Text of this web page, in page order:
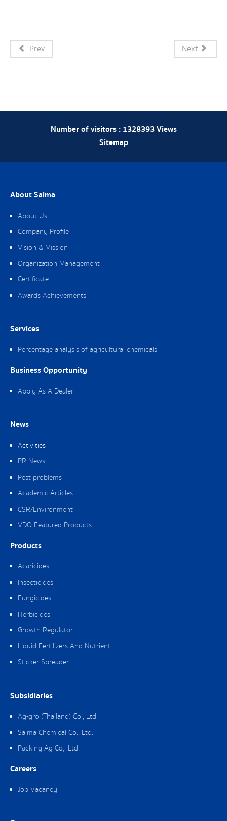
Prev Next
Number of visitors : 1328393Views
Sitemap
About Saima
About Us
Company Profile
Vision & Mission
Organization Management
Certificate
Awards Achievements
Services
Percentage analysis of agricultural chemicals
Business Opportunity
Apply As A Dealer
News
Activities
PR News
Pest problems
Academic Articles
CSR/Environment
VDO Featured Products
Products
Acaricides
Insecticides
Fungicides
Herbicides
Growth Regulator
Liquid Fertilizers And Nutrient
Sticker Spreader
Subsidiaries
Ag-gro (Thailand) Co., Ltd.
Saima Chemical Co., Ltd.
Packing Ag Co,. Ltd.
Careers
Job Vacancy